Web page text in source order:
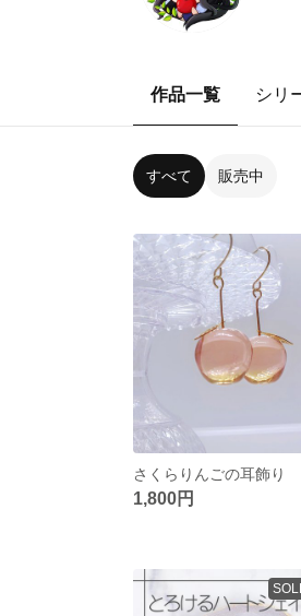
作品一覧 シリ
すべて 販売中
さくらりんごの耳飾り
1,800円